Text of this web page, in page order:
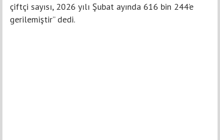
çiftçi sayısı, 2026 yılı Şubat ayında 616 bin 244’e
gerilemiştir” dedi.